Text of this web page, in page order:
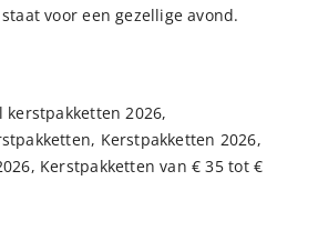
voor een gezellige avond.
kerstpakketten 2026,
, Kerstpakketten 2026,
, Kerstpakketten van € 35 tot €